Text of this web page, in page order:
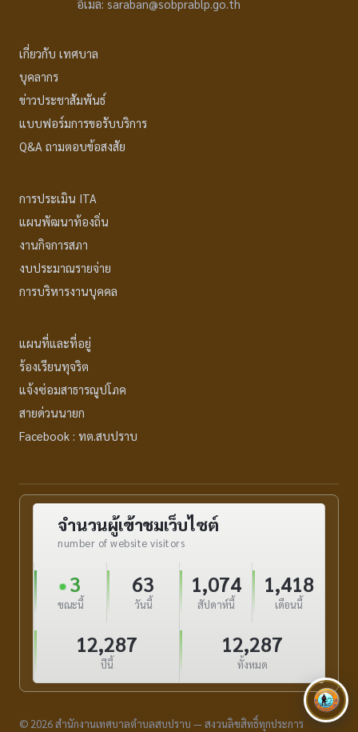
อีเมล: saraban@sobprablp.go.th
เกี่ยวกับ เทศบาล
บุคลากร
ข่าวประชาสัมพันธ์
แบบฟอร์มการขอรับบริการ
Q&A ถามตอบข้อสงสัย
การประเมิน ITA
แผนพัฒนาท้องถิ่น
งานกิจการสภา
งบประมาณรายจ่าย
การบริหารงานบุคคล
แผนที่และที่อยู่
ร้องเรียนทุจริต
แจ้งซ่อมสาธารณูปโภค
สายด่วนนายก
Facebook : ทต.สบปราบ
จำนวนผู้เข้าชมเว็บไซต์
number of website visitors
3
ขณะนี้
63
วันนี้
1,074
สัปดาห์นี้
1,418
เดือนนี้
12,287
ปีนี้
12,287
ทั้งหมด
© 2026 สำนักงานเทศบาลตำบลสบปราบ — สงวนลิขสิทธิ์ทุกประการ